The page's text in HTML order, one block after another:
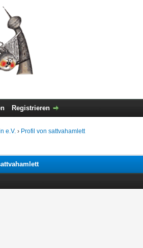
Registrieren
e.V. › Profil von sattvahamlett